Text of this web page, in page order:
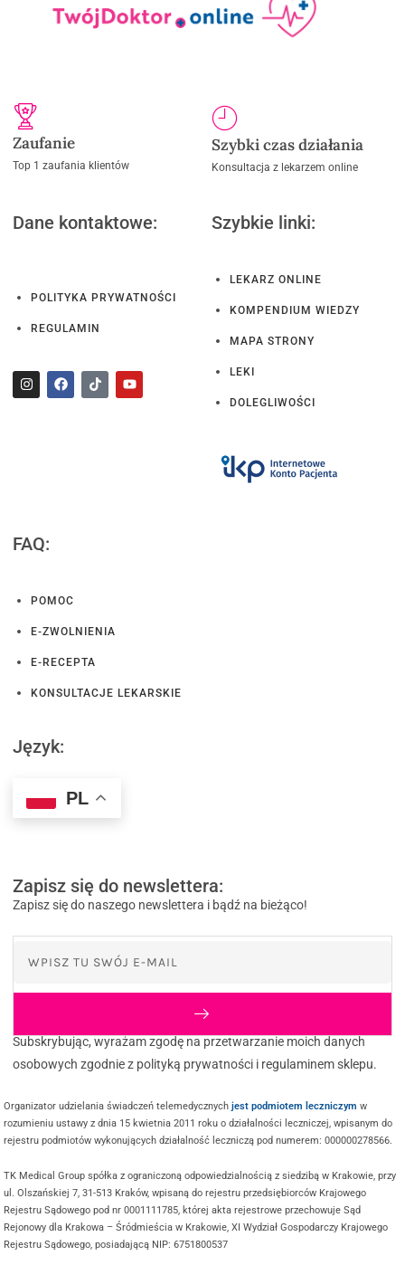
Zaufanie
Top 1 zaufania klientów
Szybki czas działania
Konsultacja z lekarzem online
Dane kontaktowe:
POLITYKA PRYWATNOŚCI
REGULAMIN
Szybkie linki:
LEKARZ ONLINE
KOMPENDIUM WIEDZY
MAPA STRONY
LEKI
DOLEGLIWOŚCI
FAQ:
POMOC
E-ZWOLNIENIA
E-RECEPTA
KONSULTACJE LEKARSKIE
Język:
PL
Zapisz się do newslettera:
Zapisz się do naszego newslettera i bądź na bieżąco!
Subskrybując, wyrażam zgodę na przetwarzanie moich danych
osobowych zgodnie z polityką prywatności i regulaminem sklepu.
Organizator udzielania świadczeń telemedycznychjest podmiotem leczniczym w
rozumieniu ustawy z dnia 15 kwietnia 2011 roku o działalności leczniczej, wpisanym do
rejestru podmiotów wykonujących działalność leczniczą pod numerem: 000000278566.
TK Medical Group spółka z ograniczoną odpowiedzialnością z siedzibą w Krakowie, przy
ul. Olszańskiej 7, 31-513 Kraków, wpisaną do rejestru przedsiębiorców Krajowego
Rejestru Sądowego pod nr 0001111785, której akta rejestrowe przechowuje Sąd
Rejonowy dla Krakowa – Śródmieścia w Krakowie, XI Wydział Gospodarczy Krajowego
Rejestru Sądowego, posiadającą NIP: 6751800537